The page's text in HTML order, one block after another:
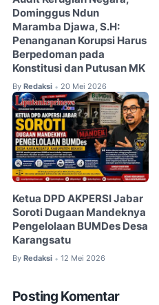
Dominggus Ndun
Maramba Djawa, S.H:
Penanganan Korupsi Harus
Berpedoman pada
Konstitusi dan Putusan MK
By Redaksi • 20 Mei 2026
Ketua DPD AKPERSI Jabar
Soroti Dugaan Mandeknya
Pengelolaan BUMDes Desa
Karangsatu
By Redaksi • 12 Mei 2026
Posting Komentar